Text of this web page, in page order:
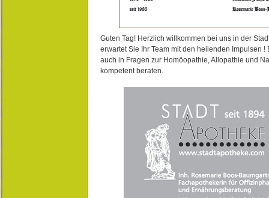
Guten Tag! Herzlich willkommen bei uns in der
erwartet Sie Ihr Team mit den heilenden Impulsen !
auch in Fragen zur Homöopathie, Allopathie und
kompetent beraten.